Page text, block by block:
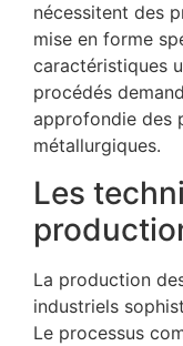
nécessitent des
mise en forme
caractéristiques
procédés
approfondie des
métallurgiques.
Les
La production
industriels
Le processus